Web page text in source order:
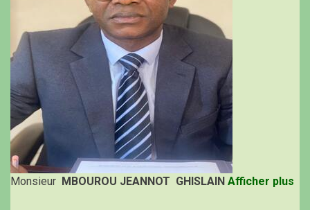
Monsieur MBOUROU JEANNOT GHISLAIN Afficher plus